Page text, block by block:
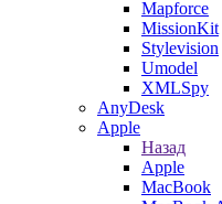
Mapforce
MissionKit
Stylevision
Umodel
XMLSpy
AnyDesk
Apple
Назад
Apple
MacBook